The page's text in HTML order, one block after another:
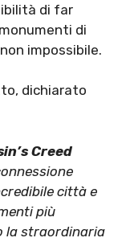
di far
di
impossibile.
dichiarato
Creed
città e
più
la straordinaria